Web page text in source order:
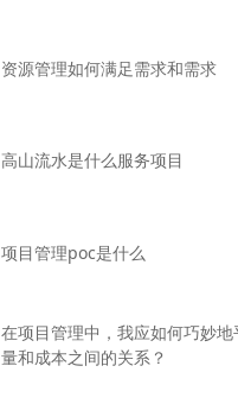
资源管理如何满足需求和需求
高山流水是什么服务项目
项目管理poc是什么
在项目管理中，我应如何巧妙
量和成本之间的关系？